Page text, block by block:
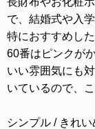
で、結婚式や入
特におすすめした
60番はピンクが
いい雰囲気にも
いているので、
シンプル / きれ